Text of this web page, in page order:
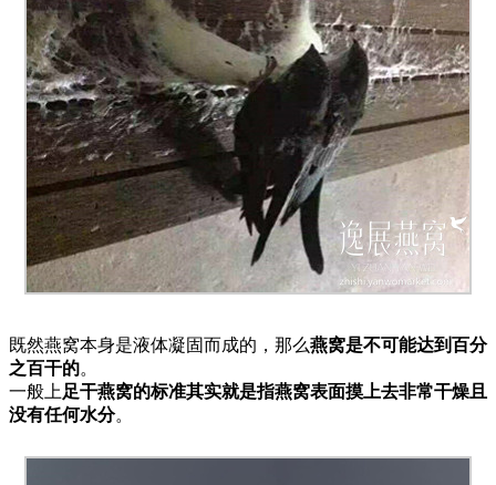
既然燕窝本身是液体凝固而成的，那么燕窝是不可能达到百分
之百干的。
一般上 足干燕窝的标准其实就是指燕窝表面摸上去非常干燥且
没有任何水分。